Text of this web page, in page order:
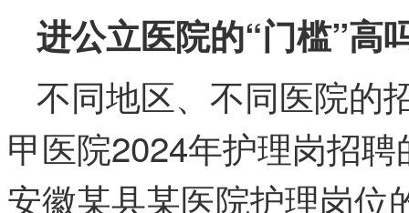
进公立医院的“门槛”高
不同地区、不同医院的
甲医院2024年护理岗招
安徽某县某医院护理岗位